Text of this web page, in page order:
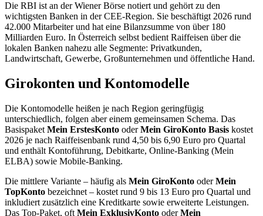
Die RBI ist an der Wiener Börse notiert und gehört zu den
wichtigsten Banken in der CEE-Region. Sie beschäftigt 2026 rund
42.000 Mitarbeiter und hat eine Bilanzsumme von über 180
Milliarden Euro. In Österreich selbst bedient Raiffeisen über die
lokalen Banken nahezu alle Segmente: Privatkunden,
Landwirtschaft, Gewerbe, Großunternehmen und öffentliche Hand.
Girokonten und Kontomodelle
Die Kontomodelle heißen je nach Region geringfügig
unterschiedlich, folgen aber einem gemeinsamen Schema. Das
Basispaket Mein ErstesKonto oderMein GiroKonto Basis kostet
2026 je nach Raiffeisenbank rund 4,50 bis 6,90 Euro pro Quartal
und enthält Kontoführung, Debitkarte, Online-Banking (Mein
ELBA) sowie Mobile-Banking.
Die mittlere Variante – häufig als Mein GiroKonto oderMein
TopKonto bezeichnet – kostet rund 9 bis 13 Euro pro Quartal und
inkludiert zusätzlich eine Kreditkarte sowie erweiterte Leistungen.
Das Top-Paket, oft Mein ExklusivKonto oderMein